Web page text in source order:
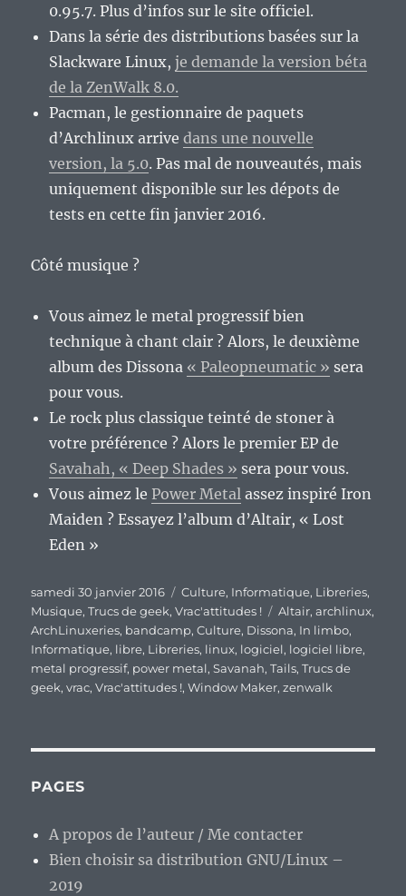
0.95.7. Plus d’infos sur le site officiel.
Dans la série des distributions basées sur la
Slackware Linux,je demande la version béta
de la ZenWalk 8.0.
Pacman, le gestionnaire de paquets
d’Archlinux arrivedans une nouvelle
version, la 5.0. Pas mal de nouveautés, mais
uniquement disponible sur les dépots de
tests en cette fin janvier 2016.
Côté musique ?
Vous aimez le metal progressif bien
technique à chant clair ? Alors, le deuxième
album des Dissona « Paleopneumatic » sera
pour vous.
Le rock plus classique teinté de stoner à
votre préférence ? Alors le premier EP de
Savahah, « Deep Shades » sera pour vous.
Vous aimez le Power Metal assez inspiré Iron
Maiden ? Essayez l’album d’Altair, « Lost
Eden »
Publié
le
samedi 30 janvier 2016 Catégories
Culture, Informatique, Libreries,
Musique,Trucs de geek,Vrac'attitudes ! Étiquettes
Altair,archlinux,
ArchLinuxeries, bandcamp,Culture, Dissona, In limbo,
Informatique, libre, Libreries, linux, logiciel, logiciel libre,
metal progressif, power metal,Savanah,Tails,Trucs de
geek,vrac,Vrac'attitudes !,Window Maker,zenwalk
PAGES
A propos de l’auteur / Me contacter
Bien choisir sa distribution GNU/Linux –
2019